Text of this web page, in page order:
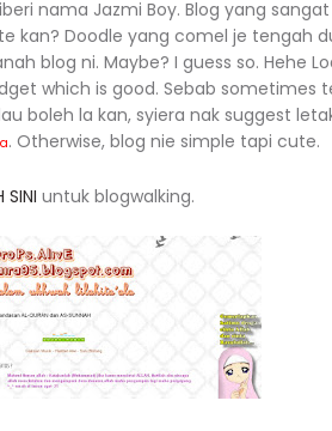
nama Jazmi Boy. Blog yang
kan? Doodle yang comel je tengah
blog ni. Maybe? I guess so. Hehe
which is good. Sebab sometimes
boleh la kan, syiera nak suggest
. Otherwise, blog nie simple tapi cute.
SINI untuk blogwalking.